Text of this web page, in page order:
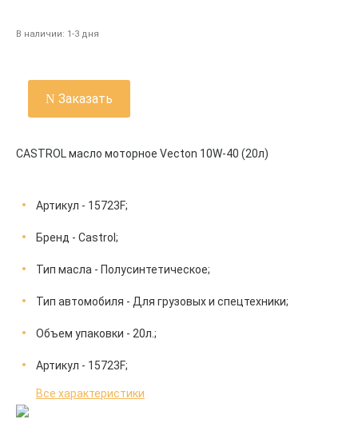
В наличии: 1-3 дня
Заказать
CASTROL масло моторное Vecton 10W-40 (20л)
Артикул - 15723F;
Бренд - Castrol;
Тип масла - Полусинтетическое;
Тип автомобиля - Для грузовых и спецтехники;
Объем упаковки - 20л.;
Артикул - 15723F;
Все характеристики